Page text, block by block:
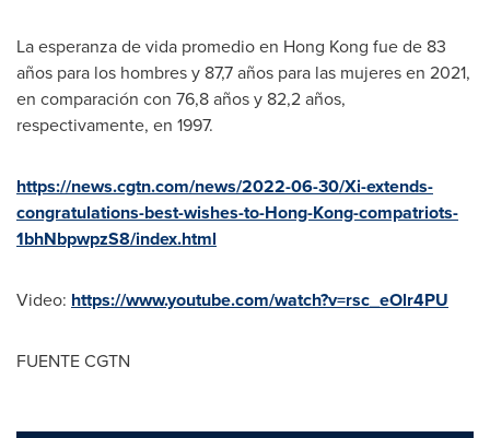
La esperanza de vida promedio en Hong Kong fue de 83
años para los hombres y 87,7 años para las mujeres en 2021,
en comparación con 76,8 años y 82,2 años,
respectivamente, en 1997.
https://news.cgtn.com/news/2022-06-30/Xi-extends-
congratulations-best-wishes-to-Hong-Kong-compatriots-
1bhNbpwpzS8/index.html
Video: https://www.youtube.com/watch?v=rsc_eOlr4PU
FUENTE CGTN